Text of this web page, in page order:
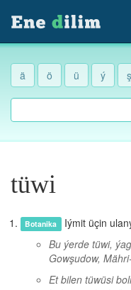
ä ö ü ý ş
tüwi
Botanika Iýmit üçin
Bu ýerde tüwi,
Gowşudow,
Et bilen tüwüsi